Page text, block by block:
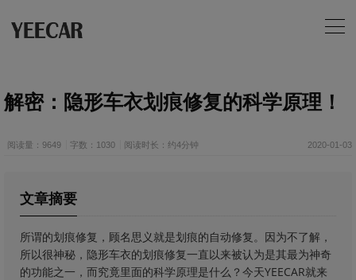
解密：隐形车衣划痕修复的科学原理！
阅读量：9649 字数：1030 阅读时长：约4分钟 2020-01-03
文章摘要
所谓的划痕修复，顾名思义就是划痕的自动修复。因为不了解，
所以很神秘，隐形车衣的划痕修复一直以来被认为是其最为神奇
的功能之一，而究竟里面的科学原理是什么？今天YEECAR就来